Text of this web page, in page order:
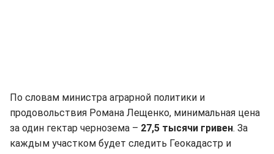
По словам министра аграрной политики и
продовольствия Романа Лещенко, минимальная цена
за один гектар чернозема – 27,5 тысячи гривен. За
каждым участком будет следить Геокадастр и